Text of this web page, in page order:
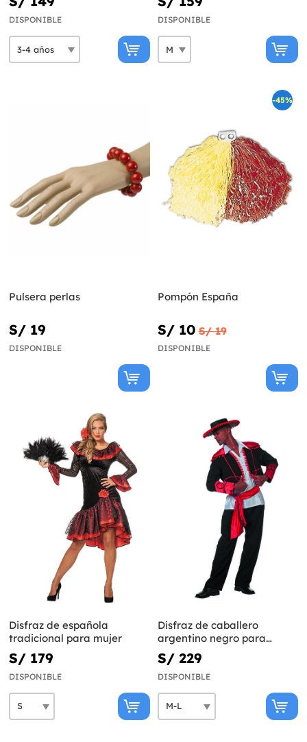
DISPONIBLE DISPONIBLE
Pulsera perlas
S/ 19
DISPONIBLE
-45%
Pompón España
S/ 10 S/ 19
DISPONIBLE
Disfraz de española
tradicional para mujer
S/ 179
DISPONIBLE
Disfraz de caballero
argentino negro para
hombre
S/ 229
DISPONIBLE